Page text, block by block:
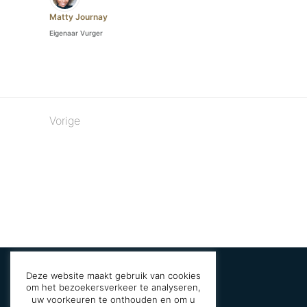
Matty Journay
Eigenaar Vurger
Vorige
Deze website maakt gebruik van cookies
om het bezoekersverkeer te analyseren,
uw voorkeuren te onthouden en om u